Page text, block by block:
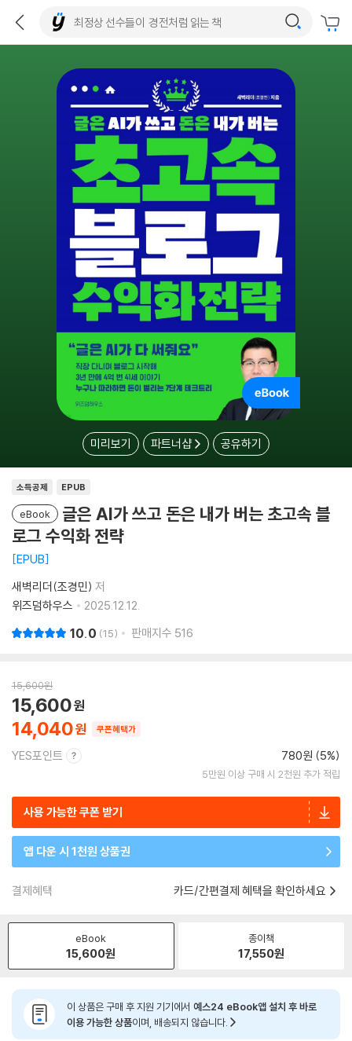
미리보기 파트너샵 공유하기
소득공제 EPUB
eBook
글은 AI가 쓰고 돈은 내가 버는 초고속 블
로그 수익화 전략
EPUB
새벽리더(조경민) 저
위즈덤하우스
2025.12.12.
10.0 15 판매지수 516
15,600원
14,040
15,600
쿠폰혜택가
YES포인트 780원 (5%)
5만원 이상 구매 시 2천원 추가 적립
사용 가능한 쿠폰 받기
앱 다운 시 1천원 상품권
결제혜택 카드/간편결제 혜택을 확인하세요
eBook
15,600원
종이책
17,550원
이 상품은 구매 후 지원 기기에서 예스24 eBook앱 설치 후 바로
이용 가능한 상품이며, 배송되지 않습니다.